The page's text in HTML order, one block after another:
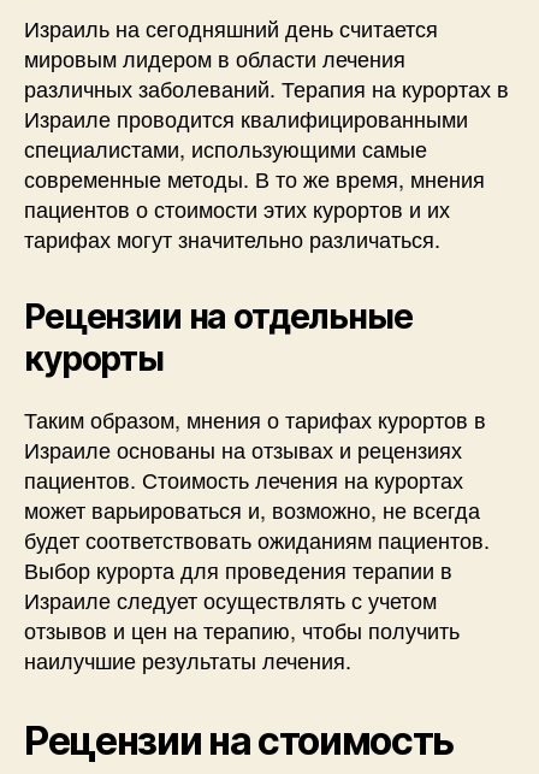
Израиль на сегодняшний день считается
мировым лидером в области лечения
различных заболеваний. Терапия на курортах в
Израиле проводится квалифицированными
специалистами, использующими самые
современные методы. В то же время, мнения
пациентов о стоимости этих курортов и их
тарифах могут значительно различаться.
Рецензии на отдельные
курорты
Таким образом, мнения о тарифах курортов в
Израиле основаны на отзывах и рецензиях
пациентов. Стоимость лечения на курортах
может варьироваться и, возможно, не всегда
будет соответствовать ожиданиям пациентов.
Выбор курорта для проведения терапии в
Израиле следует осуществлять с учетом
отзывов и цен на терапию, чтобы получить
наилучшие результаты лечения.
Рецензии на стоимость